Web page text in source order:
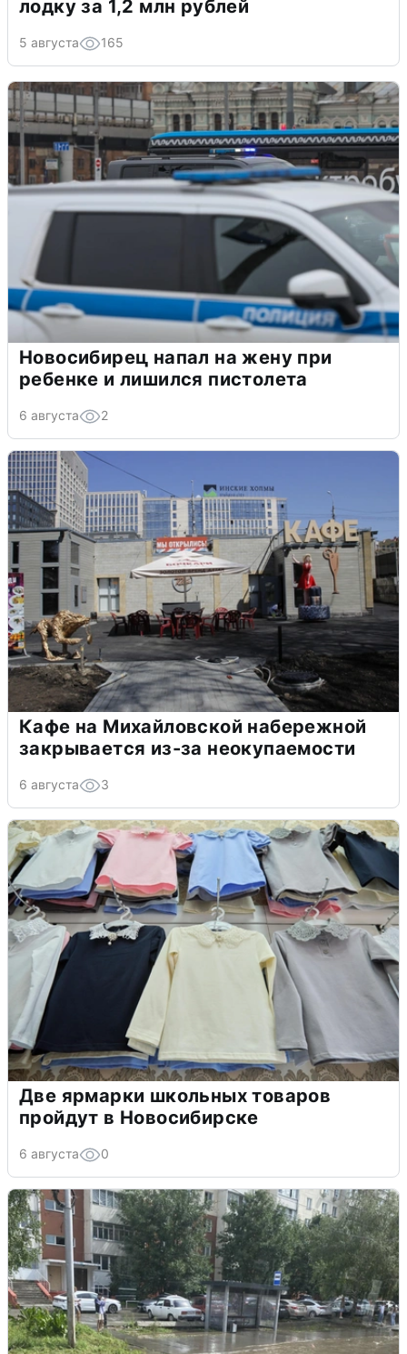
лодку за 1,2 млн рублей
5 августа 165
Новосибирец напал на жену при
ребенке и лишился пистолета
6 августа 2
Кафе на Михайловской набережной
закрывается из-за неокупаемости
6 августа 3
Две ярмарки школьных товаров
пройдут в Новосибирске
6 августа 0